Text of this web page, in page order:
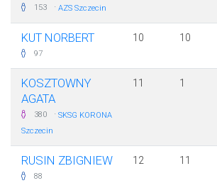
153 · AZS Szczecin
KUT NORBERT
97
10 10
KOSZTOWNY
AGATA
380 · SKSG KORONA
Szczecin
11 1
RUSIN ZBIGNIEW
88
12 11